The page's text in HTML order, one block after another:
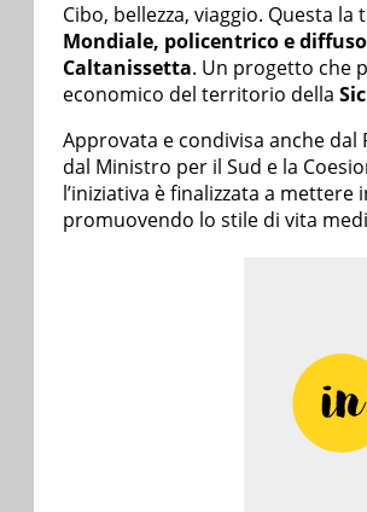
Cibo, bellezza, viaggio. Questa
Mondiale, policentrico e
Caltanissetta. Un progetto che
economico del territorio della
Approvata e condivisa anche
dal Ministro per il Sud e la
l’iniziativa è finalizzata a
promuovendo lo stile di vita